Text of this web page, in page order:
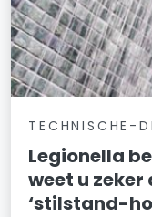
TECHNISCHE-
Legionella
weet u
‘stilstand-